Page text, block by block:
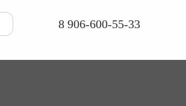
8 906-600-55-33